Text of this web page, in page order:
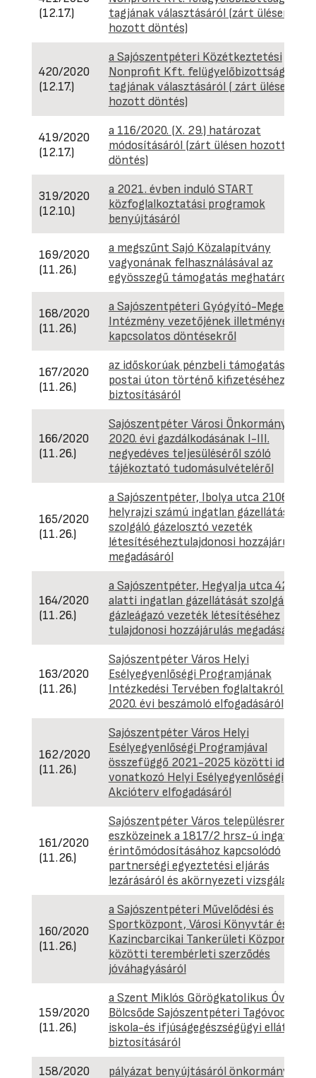
(12.17.)
tagjának választásáról (zárt ülésen
hozott döntés)
420/2020
(12.17.)
a Sajószentpéteri Közétkeztetési
Nonprofit Kft. felügyelőbizottsága
tagjának választásáról ( zárt ülésen
hozott döntés)
419/2020
(12.17.)
a 116/2020. (X. 29.) határozat
módosításáról (zárt ülésen hozott
döntés)
319/2020
(12.10.)
a 2021. évben induló START
közfoglalkoztatási programok
benyújtásáról
169/2020
(11.26.)
a megszűnt Sajó Közalapítvány
vagyonának felhasználásával az
egyösszegű támogatás
168/2020
(11.26.)
a Sajószentpéteri Gyógyító-Megelőző
Intézmény vezetőjének illetményével
kapcsolatos döntésekről
167/2020
(11.26.)
az időskorúak pénzbeli támogatásának
postai úton történő kifizetéséhez
biztosításáról
166/2020
(11.26.)
Sajószentpéter Városi Önkormányzat
2020. évi gazdálkodásának I-III.
negyedéves teljesüléséről szóló
tájékoztató tudomásulvételéről
165/2020
(11.26.)
a Sajószentpéter, Ibolya utca 2106
helyrajzi számú ingatlan gázellátását
szolgáló gázelosztó vezeték
létesítéséheztulajdonosi hozzájárulás
megadásáról
164/2020
(11.26.)
a Sajószentpéter, Hegyalja utca 42.
alatti ingatlan gázellátását szolgáló
gázleágazó vezeték létesítéséhez
tulajdonosi hozzájárulás megadásáról
163/2020
(11.26.)
Sajószentpéter Város Helyi
Esélyegyenlőségi Programjának
Intézkedési Tervében foglaltakról szóló
2020. évi beszámoló elfogadásáról
162/2020
(11.26.)
Sajószentpéter Város Helyi
Esélyegyenlőségi Programjával
összefüggő 2021-2025 közötti
vonatkozó Helyi Esélyegyenlőségi
Akcióterv elfogadásáról
161/2020
(11.26.)
Sajószentpéter Város
eszközeinek a 1817/2 hrsz-ú ingatlant
érintőmódosításához kapcsolódó
partnerségi egyeztetési eljárás
lezárásáról és akörnyezeti vizsgálatról
160/2020
(11.26.)
a Sajószentpéteri Művelődési és
Sportközpont, Városi Könyvtár és a
Kazincbarcikai Tankerületi Központ
közötti terembérleti szerződés
jóváhagyásáról
159/2020
(11.26.)
a Szent Miklós Görögkatolikus Óvoda
Bölcsőde Sajószentpéteri Tagóvodája
iskola-és ifjúságegészségügyi
biztosításáról
158/2020
pályázat benyújtásáról önkormányzati